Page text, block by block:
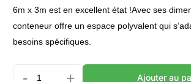
6m x 3m est en excellent état !Avec ses
conteneur offre un espace polyvalent qui
besoins spécifiques.
+
- Ajouter au